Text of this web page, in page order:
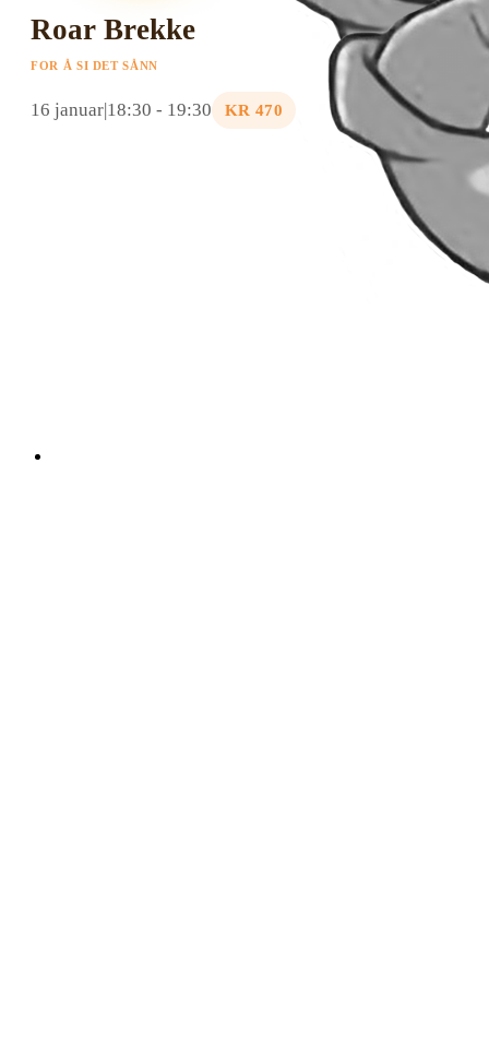
Roar Brekke
FOR Å SI DET SÅNN
16 januar|18:30 - 19:30 KR 470